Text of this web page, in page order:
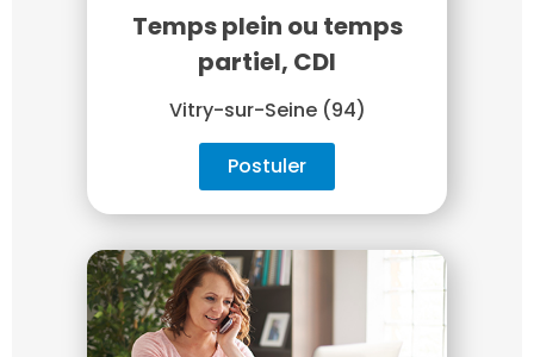
Temps plein ou temps
partiel, CDI
Vitry-sur-Seine (94)
Postuler